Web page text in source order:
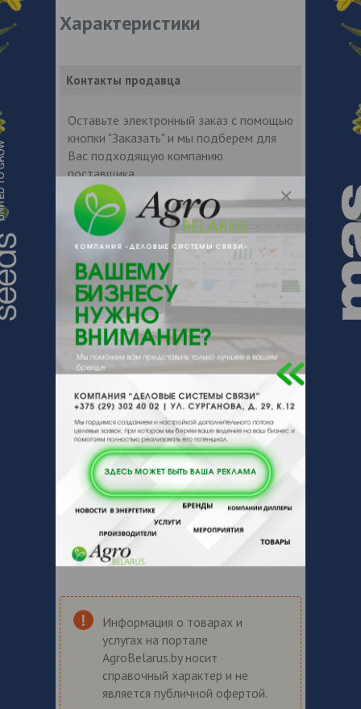
Характеристики
Контакты продавца
Оставьте электронный заказ с помощью
кнопки "Заказать" и мы подберем для
Вас подходящую компанию
поставщика.
Информация о товарах и
услугах на портале
AgroBelarus.by носит
справочный характер и не
является публичной офертой.